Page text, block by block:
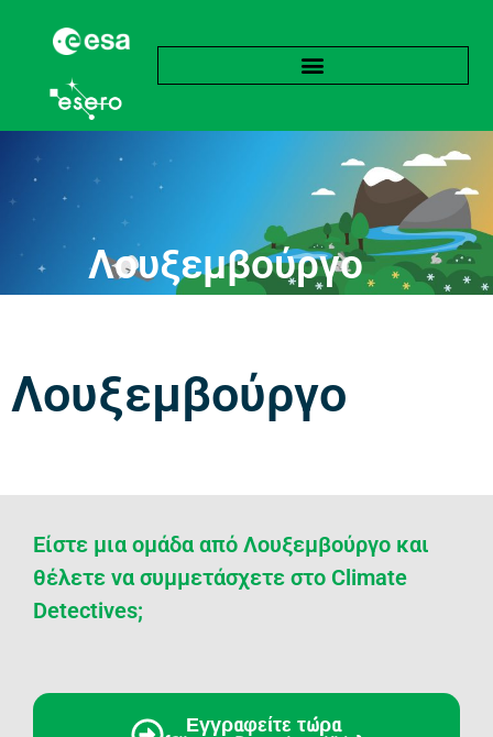
Λουξεμβούργο
Λουξεμβούργο
Είστε μια ομάδα από Λουξεμβούργο και
θέλετε να συμμετάσχετε στο Climate
Detectives;
Εγγραφείτε τώρα